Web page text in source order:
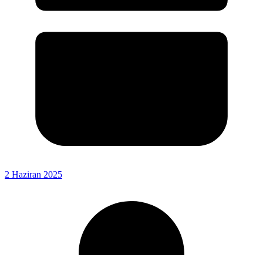
2 Haziran 2025